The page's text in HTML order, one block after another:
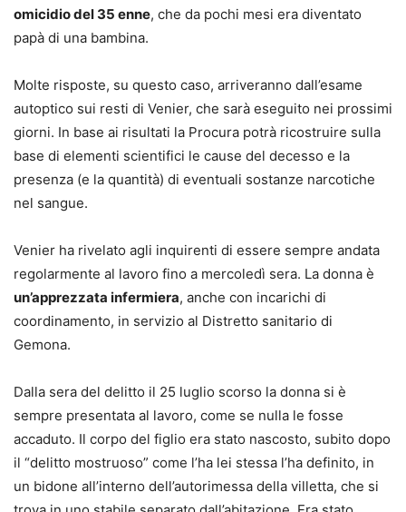
omicidio del 35 enne, che da pochi mesi era diventato
papà di una bambina.
Molte risposte, su questo caso, arriveranno dall’esame
autoptico sui resti di Venier, che sarà eseguito nei prossimi
giorni. In base ai risultati la Procura potrà ricostruire sulla
base di elementi scientifici le cause del decesso e la
presenza (e la quantità) di eventuali sostanze narcotiche
nel sangue.
Venier ha rivelato agli inquirenti di essere sempre andata
regolarmente al lavoro fino a mercoledì sera. La donna è
un’apprezzata infermiera, anche con incarichi di
coordinamento, in servizio al Distretto sanitario di
Gemona.
Dalla sera del delitto il 25 luglio scorso la donna si è
sempre presentata al lavoro, come se nulla le fosse
accaduto. Il corpo del figlio era stato nascosto, subito dopo
il “delitto mostruoso” come l’ha lei stessa l’ha definito, in
un bidone all’interno dell’autorimessa della villetta, che si